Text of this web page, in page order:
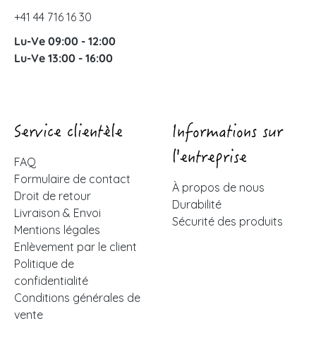
+41 44 716 16 30
Lu-Ve 09:00 - 12:00
Lu-Ve 13:00 - 16:00
Service clientèle
FAQ
Formulaire de contact
Droit de retour
Livraison & Envoi
Mentions légales
Enlèvement par le client
Politique de
confidentialité
Conditions générales de
vente
Informations sur
l'entreprise
À propos de nous
Durabilité
Sécurité des produits